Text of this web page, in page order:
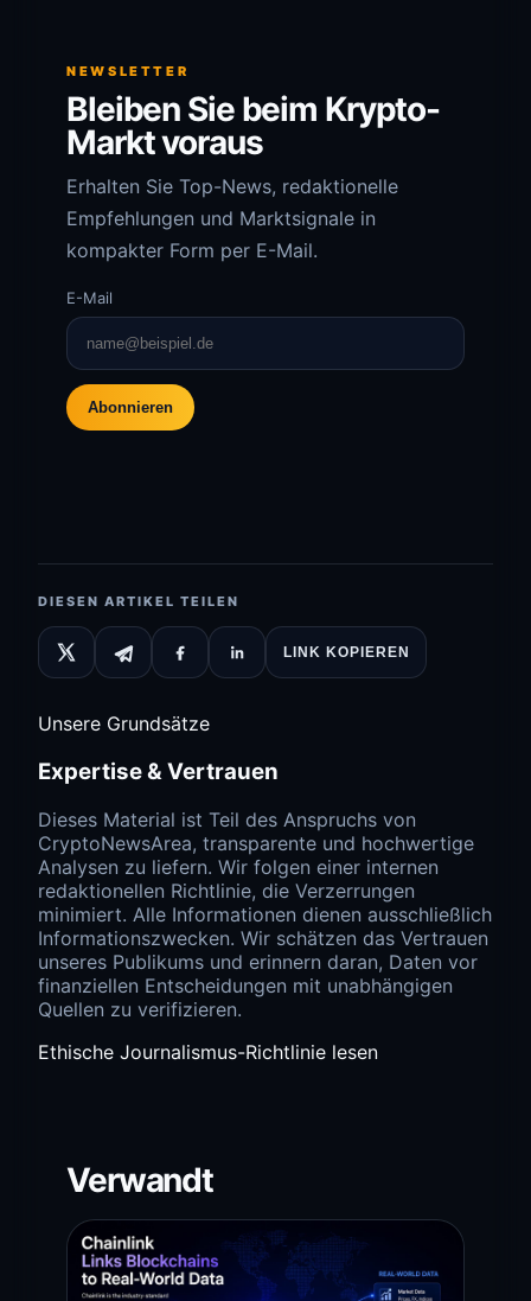
NEWSLETTER
Bleiben Sie beim Krypto-
Markt voraus
Erhalten Sie Top-News, redaktionelle
Empfehlungen und Marktsignale in
kompakter Form per E-Mail.
E-Mail
Abonnieren
DIESEN ARTIKEL TEILEN
LINK KOPIEREN
Unsere Grundsätze
Expertise & Vertrauen
Dieses Material ist Teil des Anspruchs von
CryptoNewsArea, transparente und hochwertige
Analysen zu liefern. Wir folgen einer internen
redaktionellen Richtlinie, die Verzerrungen
minimiert. Alle Informationen dienen ausschließlich
Informationszwecken. Wir schätzen das Vertrauen
unseres Publikums und erinnern daran, Daten vor
finanziellen Entscheidungen mit unabhängigen
Quellen zu verifizieren.
Ethische Journalismus-Richtlinie lesen
Verwandt